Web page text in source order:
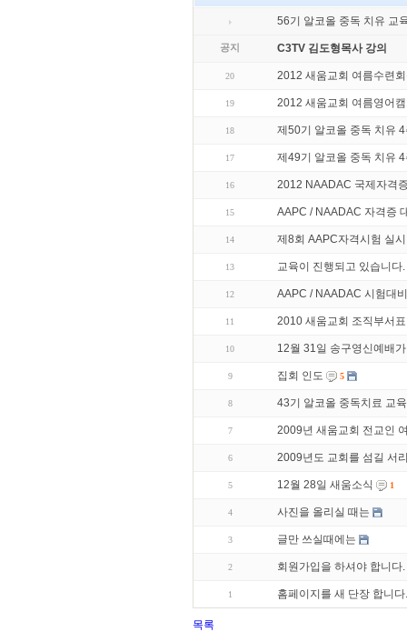
56기 알코올 중독 치유 교
공지 C3TV 김도형목사 강의
20 2012 새움교회 여름수련
19 2012 새움교회 여름영어
18 제50기 알코올 중독 치유
17 제49기 알코올 중독 치유
16 2012 NAADAC 국제자격
15 AAPC / NAADAC 자격증
14 제8회 AAPC자격시험 실시
13 교육이 진행되고 있습니다.
12 AAPC / NAADAC 시험대
11 2010 새움교회 조직부서표
10 12월 31일 송구영신예배
9 집회 인도 5
8 43기 알코올 중독치료 교
7 2009년 새움교회 전교인
6 2009년도 교회를 섬길 서
5 12월 28일 새움소식 1
4 사진을 올리실 때는
3 글만 쓰실때에는
2 회원가입을 하셔야 합니다.
1 홈페이지를 새 단장 합니다.
목록